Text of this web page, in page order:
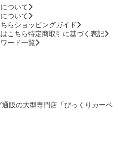
ついて
ついて
ショッピングガイド
特定商取引に基づく表記
ード一覧
販の大型専門店「びっくりカーペ